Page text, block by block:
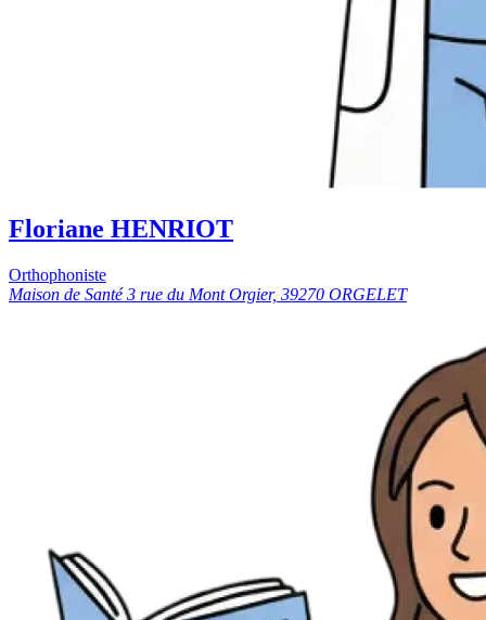
Floriane HENRIOT
Orthophoniste
Maison de Santé 3 rue du Mont Orgier, 39270 ORGELET